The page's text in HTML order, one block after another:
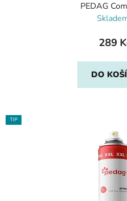
PEDAG
289
DO
TIP